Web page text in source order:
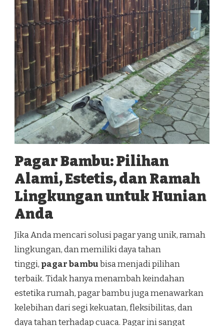
Pagar Bambu: Pilihan
Alami, Estetis, dan Ramah
Lingkungan untuk Hunian
Anda
Jika Anda mencari solusi pagar yang unik, ramah
lingkungan, dan memiliki daya tahan
tinggi, pagar bambubisa menjadi pilihan
terbaik. Tidak hanya menambah keindahan
estetika rumah, pagar bambu juga menawarkan
kelebihan dari segi kekuatan, fleksibilitas, dan
daya tahan terhadap cuaca. Pagar ini sangat